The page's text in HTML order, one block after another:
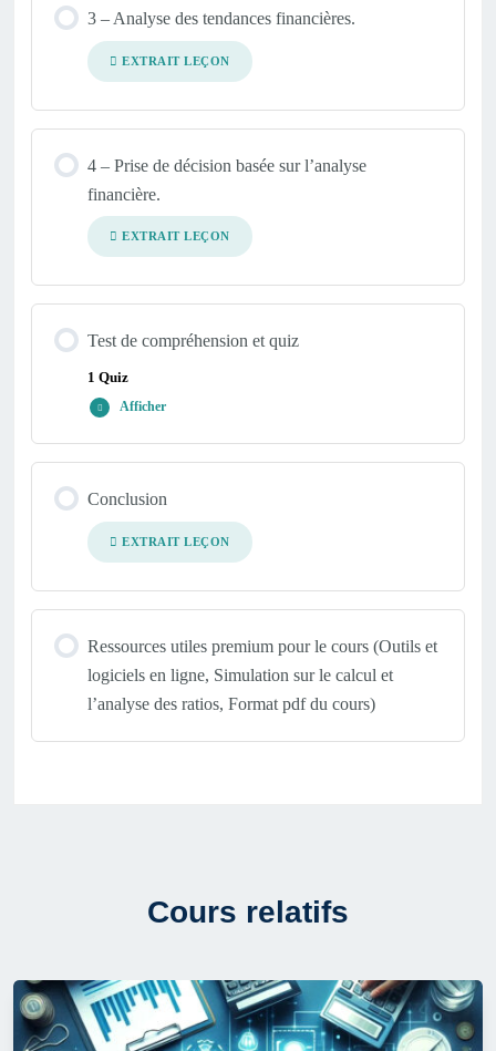
3 – Analyse des tendances financières.
EXTRAIT LEÇON
4 – Prise de décision basée sur l’analyse
financière.
EXTRAIT LEÇON
Test de compréhension et quiz
1 Quiz
Afficher
décision
Conclusion
EXTRAIT LEÇON
Ressources utiles premium pour le cours (Outils et
logiciels en ligne, Simulation sur le calcul et
l’analyse des ratios, Format pdf du cours)
Cours relatifs